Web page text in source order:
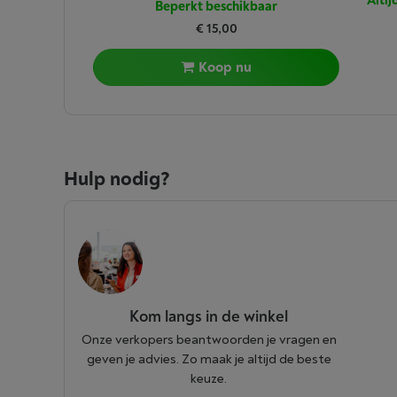
Beperkt beschikbaar
€ 15,00
Koop nu
Hulp nodig?
Kom langs in de winkel
Onze verkopers beantwoorden je vragen en
geven je advies. Zo maak je altijd de beste
keuze.